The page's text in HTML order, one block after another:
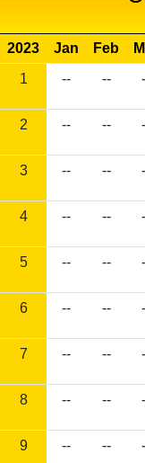
2023 Jan Feb
1
-- --
2 -- --
3 -- --
4 -- --
5 -- --
6 -- --
7 -- --
8 -- --
9 -- --